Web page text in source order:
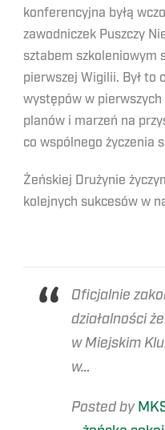
konferencyjna byłą
zawodniczek Puszczy
sztabem szkoleniowym
pierwszej Wigilii. Był to
występów w pierwszych
planów i marzeń na
co wspólnego życzenia
Żeńskiej Drużynie
kolejnych sukcesów w
Oficjalnie
działalności
w Miejskim
w…
Posted by